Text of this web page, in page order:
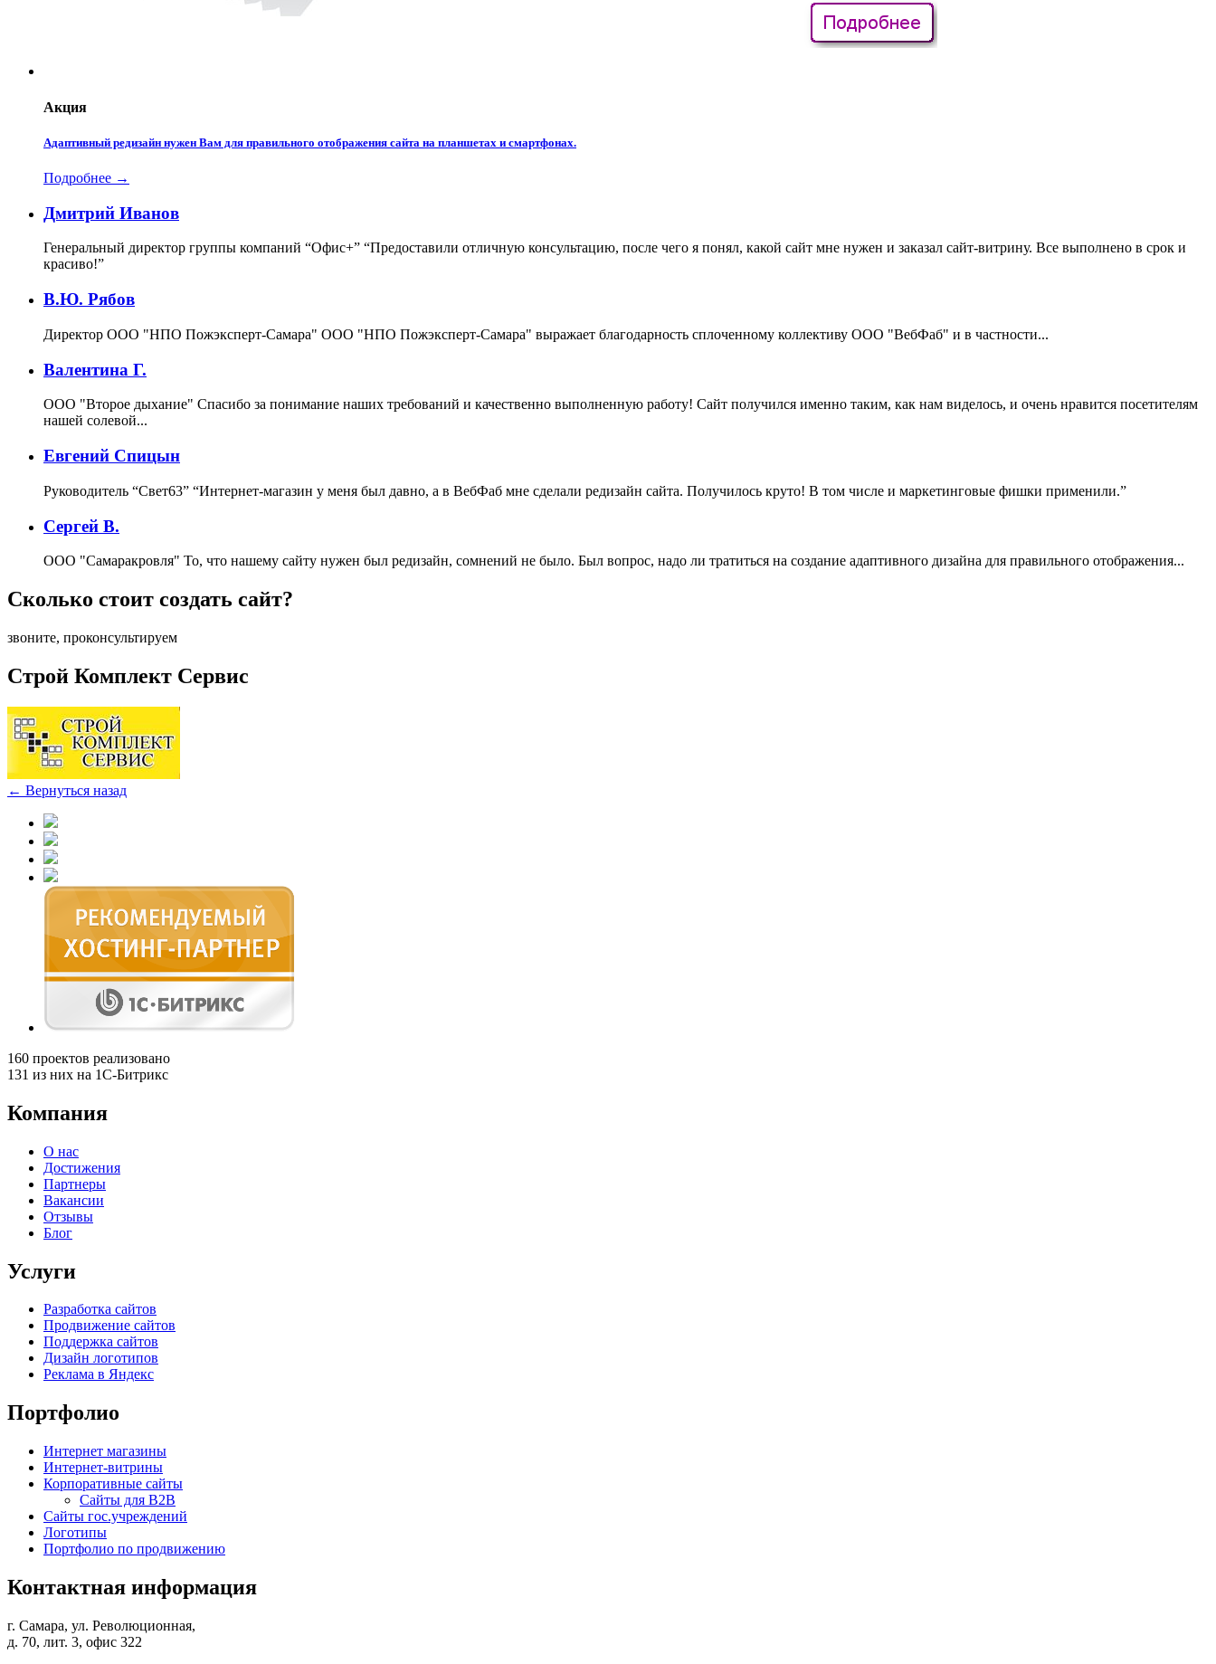
Акция
Адаптивный редизайн нужен Вам для правильного отображения сайта на планшетах и смартфонах.
Подробнее →
Дмитрий Иванов
Генеральный директор группы компаний “Офис+” “Предоставили отличную консультацию, после чего я понял, какой сайт мне нужен и заказал сайт-витрину. Все выполнено в срок и
красиво!”
В.Ю. Рябов
Директор ООО "НПО Пожэксперт-Самара" ООО "НПО Пожэксперт-Самара" выражает благодарность сплоченному коллективу ООО "ВебФаб" и в частности...
Валентина Г.
ООО "Второе дыхание" Спасибо за понимание наших требований и качественно выполненную работу! Сайт получился именно таким, как нам виделось, и очень нравится посетителям
нашей солевой...
Евгений Спицын
Руководитель “Свет63” “Интернет-магазин у меня был давно, а в ВебФаб мне сделали редизайн сайта. Получилось круто! В том числе и маркетинговые фишки применили.”
Сергей В.
ООО "Самаракровля" То, что нашему сайту нужен был редизайн, сомнений не было. Был вопрос, надо ли тратиться на создание адаптивного дизайна для правильного отображения...
Сколько стоит создать сайт?
звоните, проконсультируем
Строй Комплект Сервис
← Вернуться назад
160 проектов реализовано
131 из них на 1С-Битрикс
Компания
О нас
Достижения
Партнеры
Вакансии
Отзывы
Блог
Услуги
Разработка сайтов
Продвижение сайтов
Поддержка сайтов
Дизайн логотипов
Реклама в Яндекс
Портфолио
Интернет магазины
Интернет-витрины
Корпоративные сайты
Сайты для B2B
Сайты гос.учреждений
Логотипы
Портфолио по продвижению
Контактная информация
г. Самара, ул. Революционная,
д. 70, лит. 3, офис 322